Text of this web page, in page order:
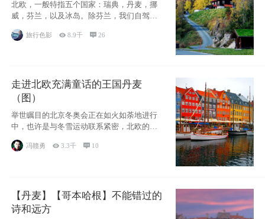
北欧，一般特指五个国家：瑞典，丹麦，挪
威，芬兰，以及冰岛。除芬兰，我们自驾游
旅行色影 8.9千 26
走进北欧充满童话的王国丹麦
（图）
举世瞩目的北京冬奥会正在如火如荼地进行
中，也许是与冬雪运动联系紧密，北欧的一
些国家因
冯赣勇 3.3千  10
【丹麦】【哥本哈根】不能错过的
诗和远方